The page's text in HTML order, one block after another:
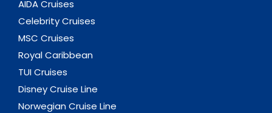
AIDA Cruises
Celebrity Cruises
MSC Cruises
Royal Caribbean
TUI Cruises
Disney Cruise Line
Norwegian Cruise Line